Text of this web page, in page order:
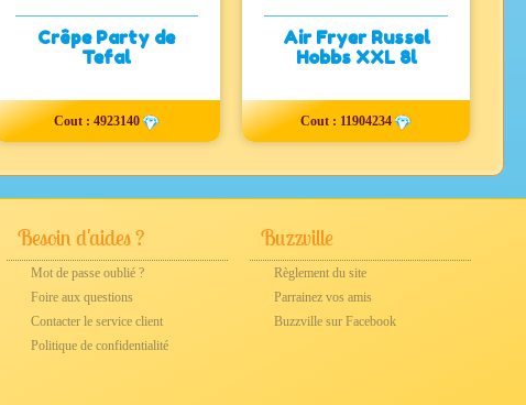
Crêpe Party de
Tefal
Cout : 4923140
Air Fryer Russel
Hobbs XXL 8l
Cout : 11904234
Besoin d'aides ?
Mot de passe oublié ?
Foire aux questions
Contacter le service client
Politique de confidentialité
Buzzville
Règlement du site
Parrainez vos amis
Buzzville sur Facebook